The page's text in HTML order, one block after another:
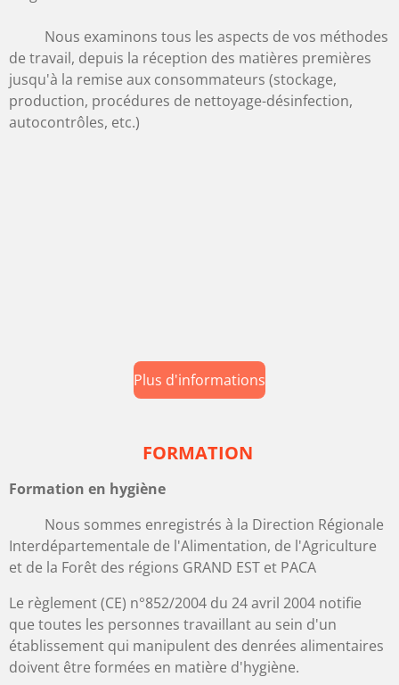
Nous examinons tous les aspects de vos méthodes
de travail, depuis la réception des matières premières
jusqu'à la remise aux consommateurs (stockage,
production, procédures de nettoyage-désinfection,
autocontrôles, etc.)
Plus d'informations
FORMATION
Formation en hygiène
Nous sommes enregistrés à la Direction Régionale
Interdépartementale de l'Alimentation, de l'Agriculture
et de la Forêt des régions GRAND EST et PACA
Le règlement (CE) n°852/2004 du 24 avril 2004 notifie
que toutes les personnes travaillant au sein d'un
établissement qui manipulent des denrées alimentaires
doivent être formées en matière d'hygiène.